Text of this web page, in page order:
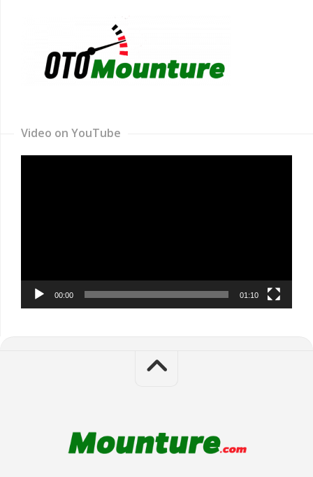
Video on YouTube
00:00 01:10